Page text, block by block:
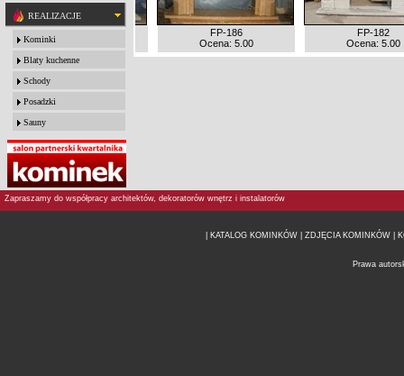
REALIZACJE
Kominki
Blaty kuchenne
Schody
Posadzki
Sauny
Ocena: 5.00
FP-186
Ocena: 5.00
FP-182
Ocena: 5.00
Zapraszamy do współpracy architektów, dekoratorów wnętrz i instalatorów
| KATALOG KOMINKÓW | ZDJĘCIA KOMINKÓW |
Prawa